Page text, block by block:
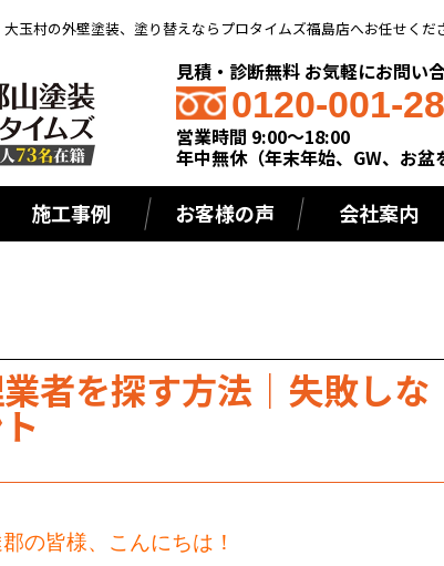
玉村の外壁塗装、塗り替えならプロタイムズ福島店へお任せくだ
見積・診断無料 お気軽にお問い
0120-001-
営業時間 9:00～18:00
年中無休（年末年始、GW、お盆
施工事例 お客様の声 会社案内
者を探す方法｜失敗しな
の皆様、こんにちは！